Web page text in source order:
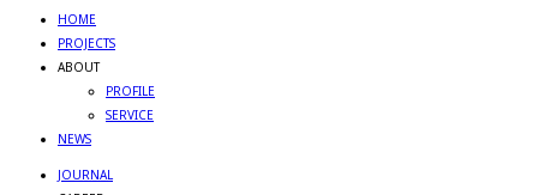
HOME
PROJECTS
ABOUT
PROFILE
SERVICE
NEWS
JOURNAL